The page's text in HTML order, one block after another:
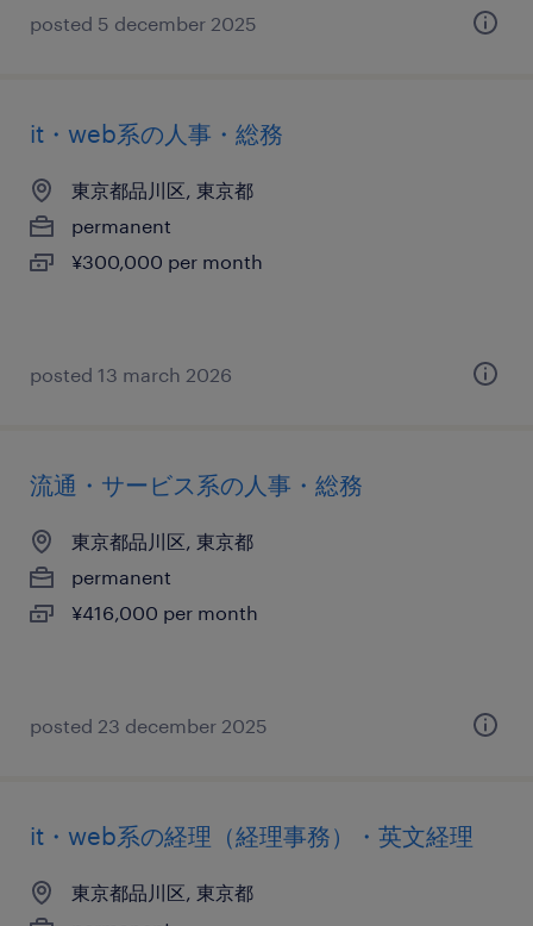
posted 5 december 2025
it・web系の人事・総務
東京都品川区, 東京都
permanent
¥300,000 per month
posted 13 march 2026
流通・サービス系の人事・総務
東京都品川区, 東京都
permanent
¥416,000 per month
posted 23 december 2025
it・web系の経理（経理事務）・英文経理
東京都品川区, 東京都